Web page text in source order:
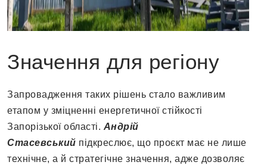
Значення для регіону
Запровадження таких рішень стало важливим
етапом у зміцненні енергетичної стійкості
Запорізької області. Андрій
Стасевський підкреслює, що проєкт має не лише
технічне, а й стратегічне значення, адже дозволяє